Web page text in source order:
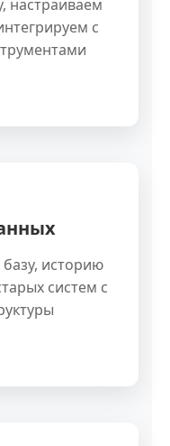
настраиваем
с
историю
систем с